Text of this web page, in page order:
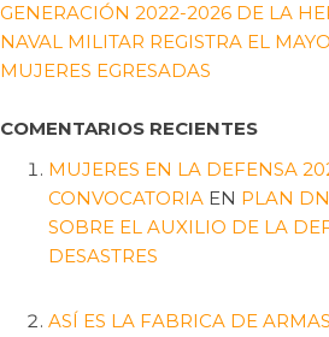
GENERACIÓN 2022-2026 DE LA
NAVAL MILITAR REGISTRA EL
MUJERES EGRESADAS
COMENTARIOS RECIENTES
MUJERES EN LA DEFENSA
CONVOCATORIA EN PLAN
SOBRE EL AUXILIO DE LA
DESASTRES
ASÍ ES LA FABRICA DE